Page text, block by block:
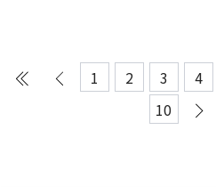
1 2 3 4
10